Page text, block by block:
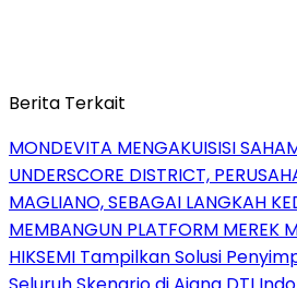
Berita Terkait
MONDEVITA MENGAKUISISI
UNDERSCORE DISTRICT,
MAGLIANO, SEBAGAI LANGKAH
MEMBANGUN PLATFORM MEREK
HIKSEMI Tampilkan Solusi